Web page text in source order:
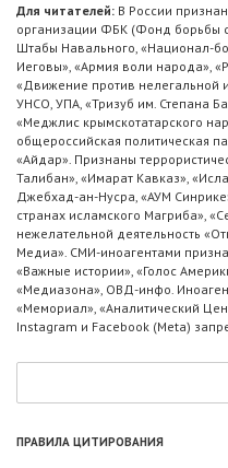
Для читателей: В России
организации ФБК (Фонд борьбы
Штабы Навального, «Национал-
Иеговы», «Армия воли народа»,
«Движение против нелегальной
УНСО, УПА, «Тризуб им. Степана
«Меджлис крымскотатарского
общероссийская политическая
«Айдар». Признаны
Талибан», «Имарат Кавказ»,
Джебхад-ан-Нусра, «АУМ
странах исламского Магриба»,
нежелательной деятельность
Медиа». СМИ-иноагентами
«Важные истории», «Голос
«Медиазона», ОВД-инфо.
«Мемориал», «Аналитический
Instagram и Facebook (Metа)
ПРАВИЛА ЦИТИРОВАНИЯ